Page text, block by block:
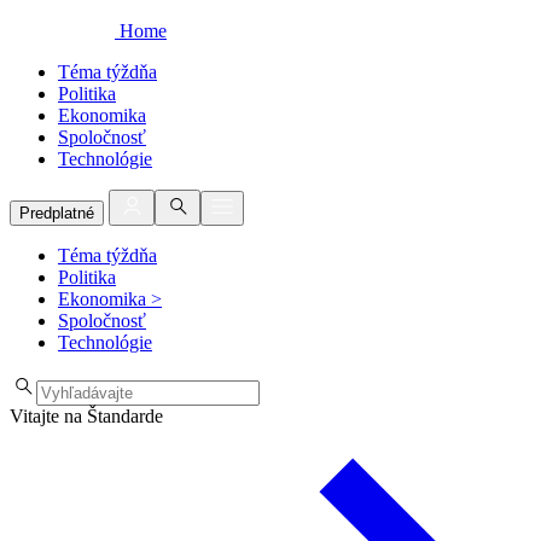
Home
Téma týždňa
Politika
Ekonomika
Spoločnosť
Technológie
Predplatné
Téma týždňa
Politika
Ekonomika >
Spoločnosť
Technológie
Vitajte na Štandarde